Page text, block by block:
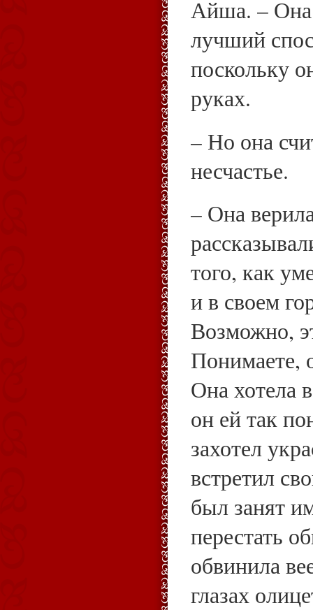
Айша. – Она
лучший
поскольку
руках.
– Но она
несчастье.
– Она
того, как
и в своем
Возможно,
Понимаете,
Она хотела
он ей так
захотел
встретил
был занят
перестать
обвинила
глазах